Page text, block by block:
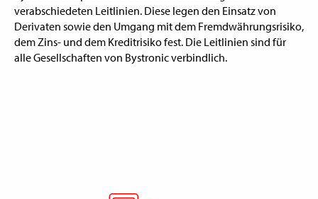
verabschiedeten Leitlinien. Diese legen den Einsatz von
Derivaten sowie den Umgang mit dem Fremdwährungsrisiko,
dem Zins- und dem Kreditrisiko fest. Die Leitlinien sind für
alle Gesellschaften von Bystronic verbindlich.